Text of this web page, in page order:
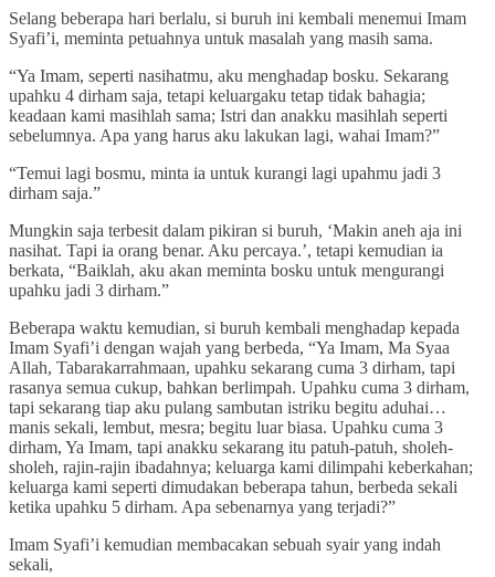
Selang beberapa hari berlalu, si buruh ini kembali menemui Imam
Syafi’i, meminta petuahnya untuk masalah yang masih sama.
“Ya Imam, seperti nasihatmu, aku menghadap bosku. Sekarang
upahku 4 dirham saja, tetapi keluargaku tetap tidak bahagia;
keadaan kami masihlah sama; Istri dan anakku masihlah seperti
sebelumnya. Apa yang harus aku lakukan lagi, wahai Imam?”
“Temui lagi bosmu, minta ia untuk kurangi lagi upahmu jadi 3
dirham saja.”
Mungkin saja terbesit dalam pikiran si buruh, ‘Makin aneh aja ini
nasihat. Tapi ia orang benar. Aku percaya.’, tetapi kemudian ia
berkata, “Baiklah, aku akan meminta bosku untuk mengurangi
upahku jadi 3 dirham.”
Beberapa waktu kemudian, si buruh kembali menghadap kepada
Imam Syafi’i dengan wajah yang berbeda, “Ya Imam, Ma Syaa
Allah, Tabarakarrahmaan, upahku sekarang cuma 3 dirham, tapi
rasanya semua cukup, bahkan berlimpah. Upahku cuma 3 dirham,
tapi sekarang tiap aku pulang sambutan istriku begitu aduhai…
manis sekali, lembut, mesra; begitu luar biasa. Upahku cuma 3
dirham, Ya Imam, tapi anakku sekarang itu patuh-patuh, sholeh-
sholeh, rajin-rajin ibadahnya; keluarga kami dilimpahi keberkahan;
keluarga kami seperti dimudakan beberapa tahun, berbeda sekali
ketika upahku 5 dirham. Apa sebenarnya yang terjadi?”
Imam Syafi’i kemudian membacakan sebuah syair yang indah
sekali,